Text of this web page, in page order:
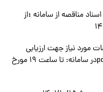
مناقصه از سامانه :از
مورد نياز جهت ارزيابي
كيفي و ارائه پیشنهادات به صورتpdfدر سامانه: تا ساعت 19 مورخ